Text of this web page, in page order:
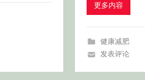
更多内容
健康减肥
发表评论